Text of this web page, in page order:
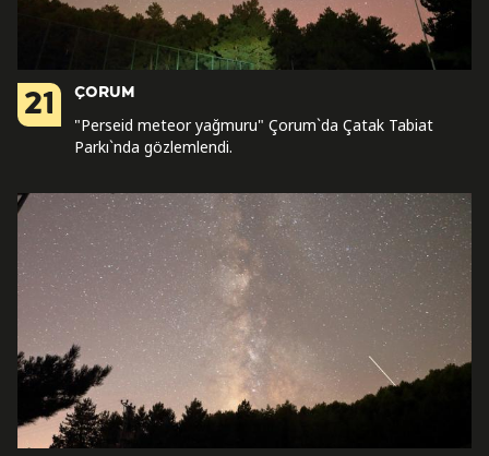
21 ÇORUM
"Perseid meteor yağmuru" Çorum`da Çatak Tabiat
Parkı`nda gözlemlendi.